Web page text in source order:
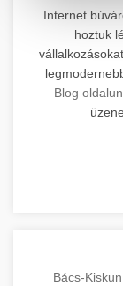
beleértve
🛴 3.
🔗 4.
Internet
hoztuk
Blog
Bács-Kiskun